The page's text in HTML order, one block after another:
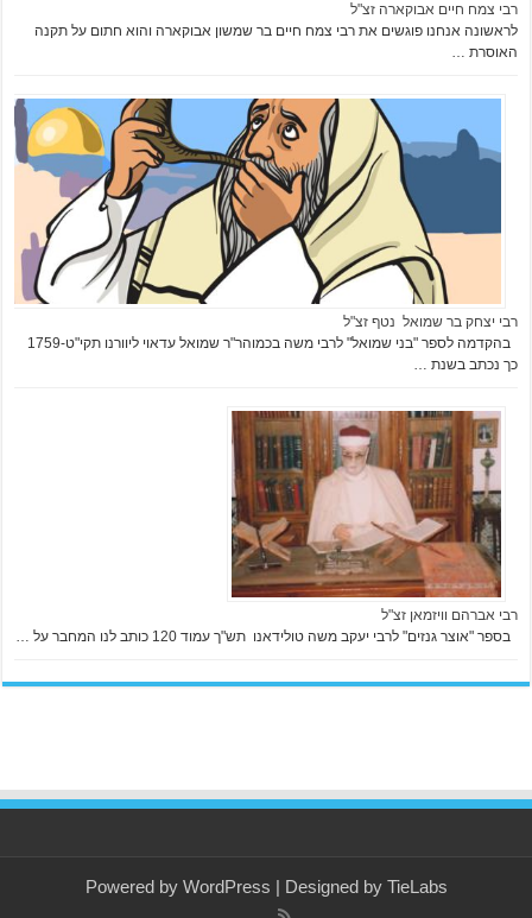
רבי צמח חיים אבוקארה זצ"ל
לראשונה אנחנו פוגשים את רבי צמח חיים בר שמשון אבוקארה והוא חתום על תקנה
האוסרת …
רבי יצחק בר שמואל נטף זצ"ל
כך נכתב בשנת …
רבי אברהם וויזמאן זצ"ל
בספר "אוצר גנזים" לרבי יעקב משה טולידאנו תש"ך עמוד 120 כותב לנו המחבר על …
Powered by WordPress | Designed by TieLabs